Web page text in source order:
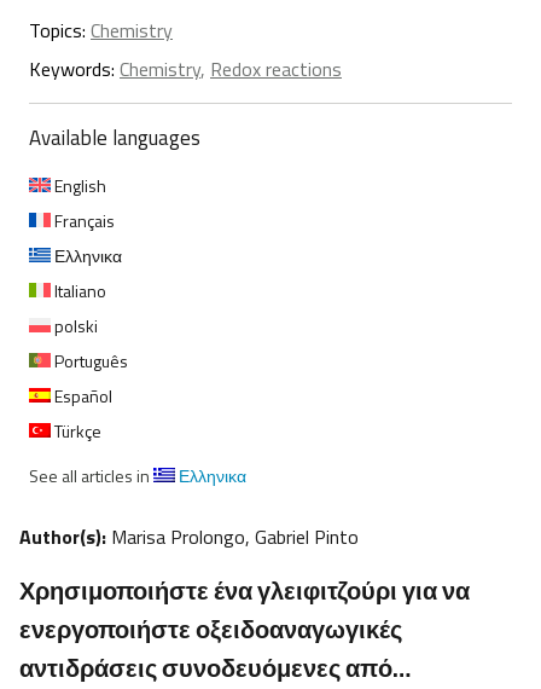
Topics: Chemistry
Keywords: Chemistry, Redox reactions
Available languages
English
Français
Ελληνικα
Italiano
polski
Português
Español
Türkçe
See all articles in
Ελληνικα
Author(s): Marisa Prolongo, Gabriel Pinto
Χρησιμοποιήστε ένα γλειφιτζούρι για να
ενεργοποιήστε οξειδοαναγωγικές
αντιδράσεις συνοδευόμενες από…